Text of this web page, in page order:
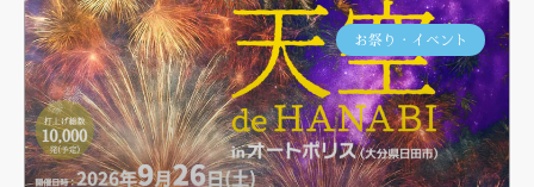
お祭り・イベント